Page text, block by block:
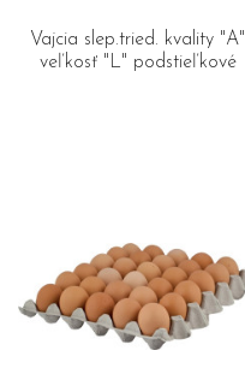
Vajcia slep.tried. kvality "A"
veľkosť "L" podstieľkové